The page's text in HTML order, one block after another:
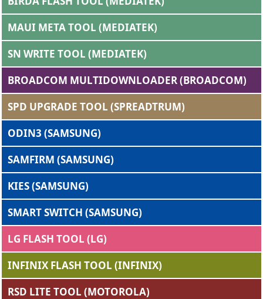
MAUI META TOOL (MEDIATEK)
SN WRITE TOOL (MEDIATEK)
BROADCOM MULTIDOWNLOADER (BROADCOM)
SPD UPGRADE TOOL (SPREADTRUM)
ODIN3 (SAMSUNG)
SAMFIRM (SAMSUNG)
KIES (SAMSUNG)
SMART SWITCH (SAMSUNG)
LG FLASH TOOL (LG)
INFINIX FLASH TOOL (INFINIX)
RSD LITE TOOL (MOTOROLA)